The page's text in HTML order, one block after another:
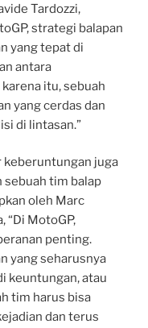
Tardozzi,
strategi balapan
yang tepat di
antara
itu, sebuah
yang cerdas dan
di lintasan.”
juga
tim balap
oleh Marc
“Di MotoGP,
penting.
yang seharusnya
keuntungan, atau
tim harus bisa
dan terus